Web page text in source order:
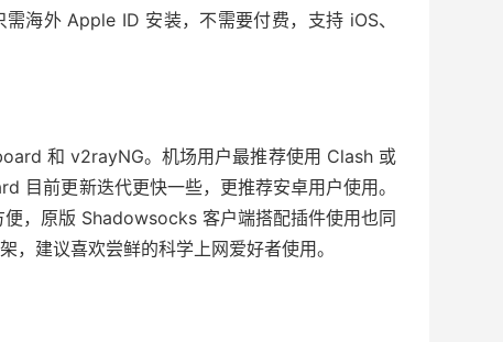
海外 Apple ID 安装，不需要付费，支持 iOS、
和 v2rayNG。机场用户最推荐使用 Clash 或
目前更新迭代更快一些，更推荐安卓用户使用。
，原版 Shadowsocks 客户端搭配插件使用也同
建议喜欢尝鲜的科学上网爱好者使用。